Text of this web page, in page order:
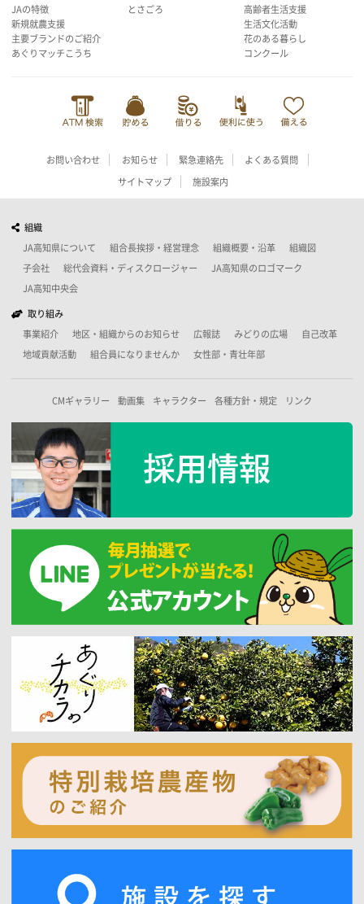
JAの特徴
新規就農支援
主要ブランドのご紹介
あぐりマッチこうち
とさごろ
高齢者生活支援
生活文化活動
花のある暮らし
コンクール
お問い合わせ お知らせ 緊急連絡先 よくある質問
サイトマップ 施設案内
組織
JA高知県について 組合長挨拶・経営理念 組織概要・沿革 組織図
子会社 総代会資料・ディスクロージャー JA高知県のロゴマーク
JA高知中央会
取り組み
事業紹介 地区・組織からのお知らせ 広報誌 みどりの広場 自己改革
地域貢献活動 組合員になりませんか 女性部・青壮年部
CMギャラリー 動画集 キャラクター 各種方針・規定 リンク